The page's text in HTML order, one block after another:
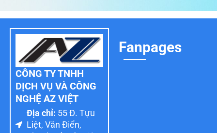
CÔNG TY TNHH
DỊCH VỤ VÀ CÔNG
NGHỆ AZ VIỆT
Địa chỉ: 55 Đ. Tựu
Liệt, Văn Điển,
Fanpages